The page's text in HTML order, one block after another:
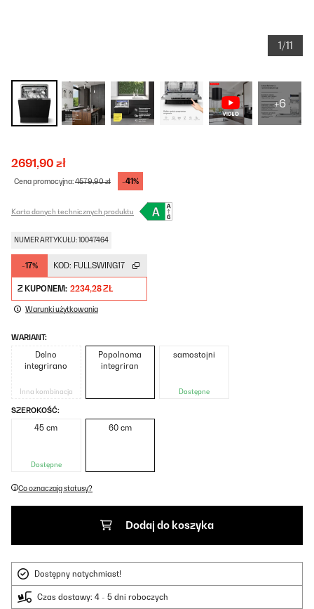
1/11
+6
2691,90 zł
Cena promocyjna:4579,90 zł -41%
Karta danych technicznych produktu
NUMER ARTYKUŁU: 10047464
-17% KOD: FULLSWING17
Z KUPONEM: 2234,28 ZŁ
Warunki użytkowania
WARIANT:
Delno
integrirano
Inna kombinacja
Popolnoma
integriran
samostojni
Dostępne
SZEROKOŚĆ:
45 cm
Dostępne
60 cm
Co oznaczają statusy?
Dodaj do koszyka
Dostępny natychmiast!
Czas dostawy: 4 - 5 dni roboczych